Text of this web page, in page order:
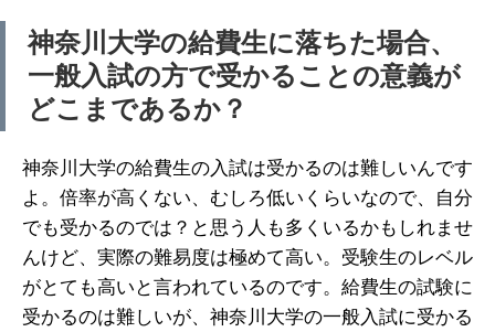
神奈川大学の給費生に落ちた場合、
一般入試の方で受かることの意義が
どこまであるか？
神奈川大学の給費生の入試は受かるのは難しいんです
よ。倍率が高くない、むしろ低いくらいなので、自分
でも受かるのでは？と思う人も多くいるかもしれませ
んけど、実際の難易度は極めて高い。受験生のレベル
がとても高いと言われているのです。給費生の試験に
受かるのは難しいが、神奈川大学の一般入試に受かる